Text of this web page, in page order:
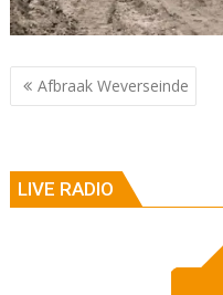
Berichtnavigatie
Afbraak Weverseinde
LIVE RADIO